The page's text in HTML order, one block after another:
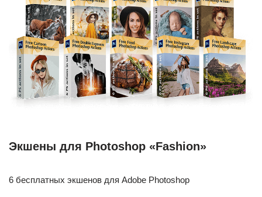
Экшены для Photoshop «Fashion»
6 бесплатных экшенов для Adobe Photoshop